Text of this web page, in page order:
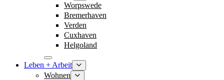
Worpswede
Bremerhaven
Verden
Cuxhaven
Helgoland
Leben + Arbeit
Wohnen